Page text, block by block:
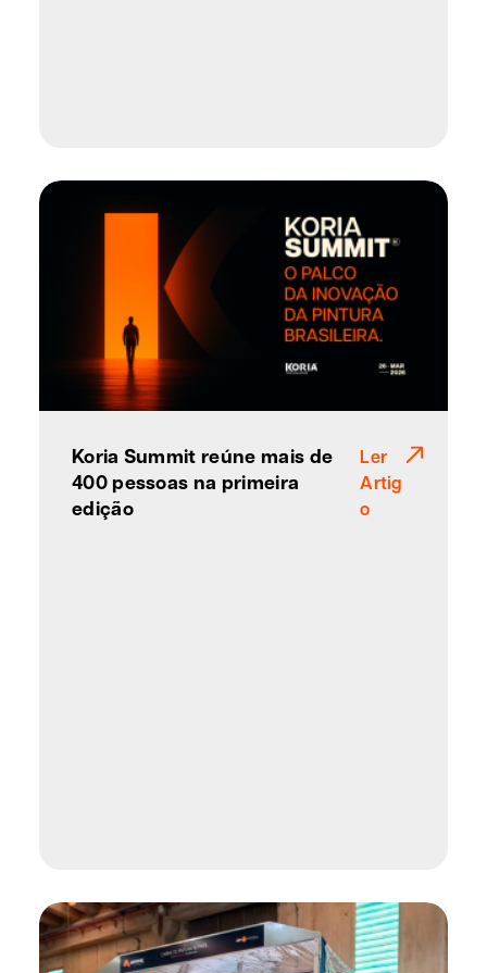
Koria Summit reúne mais de
400 pessoas na primeira
edição
Ler
Artig
o